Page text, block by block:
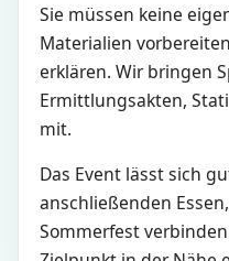
Sie müssen keine
Materialien
erklären. Wir bringen
Ermittlungsakten,
mit.
Das Event lässt sich
anschließenden
Sommerfest